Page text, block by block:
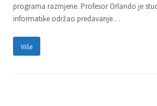
programa razmjene. Profesor Orlando je
informatike održao predavanje…
Više